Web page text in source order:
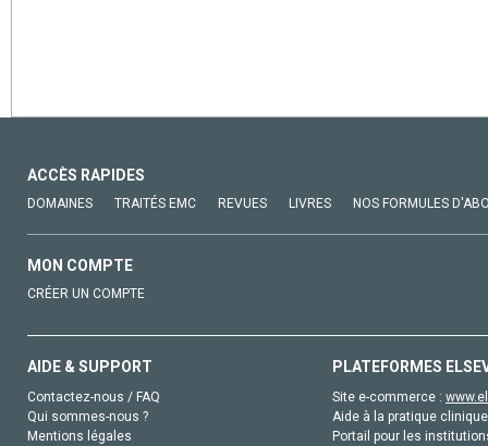
ACCÈS RAPIDES
DOMAINES TRAITÉS EMC REVUES LIVRES NOS FORMULES
MON COMPTE
CRÉER UN COMPTE
AIDE & SUPPORT
Contactez-nous / FAQ
Qui sommes-nous ?
Mentions légales
PLATEFORMES
Site e-commerce :
Aide à la pratique
Portail pour les